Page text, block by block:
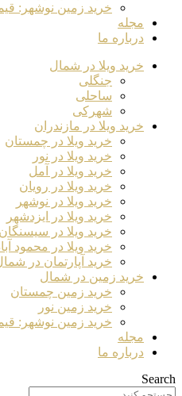
خرید زمین نوشهر: قیمت
مجله
درباره ما
خرید ویلا در شمال
جنگلی
ساحلی
شهرکی
خرید ویلا در مازندران
خرید ویلا در چمستان
خرید ویلا در نور
خرید ویلا در آمل
خرید ویلا در رویان
خرید ویلا در نوشهر
خرید ویلا در ایزدشهر
خرید ویلا در سیسنگان
خرید ویلا در محمود
خرید آپارتمان در
خرید زمین در شمال
خرید زمین چمستان
خرید زمین نور
خرید زمین نوشهر: قیمت
مجله
درباره ما
Search